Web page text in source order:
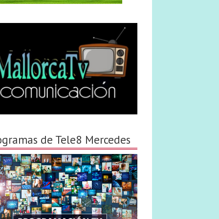
de Tele8 Mercedes